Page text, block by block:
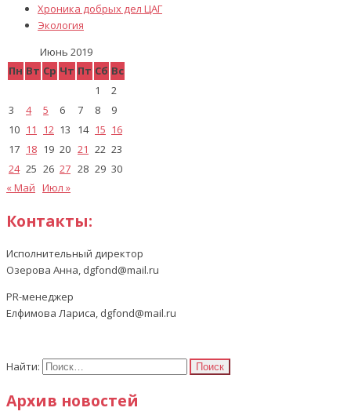
Хроника добрых дел ЦАГ
Экология
Июнь 2019
Пн Вт Ср Чт Пт Сб Вс
1
2
3
4 5 6 7 8
9
10 11 12 13 14 15 16
17 18 19 20 21 22 23
24 25 26 27 28 29 30
« Май Июл »
Контакты:
Исполнительный директор
Озерова Анна, dgfond@mail.ru
PR-менеджер
Елфимова Лариса, dgfond@mail.ru
Найти:
Архив новостей